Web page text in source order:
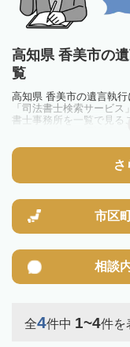
高知県 香美市の
覧
高知県 香美市の遺言執
「司法書士検索サービ
書士事務所を一覧で見る
えている方は一度近隣の
さ
市区
相談
全4件中 1~4件を